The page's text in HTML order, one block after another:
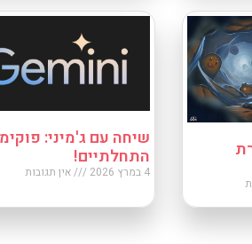
שיחה עם ג'מיני:
התחלתיים!
4 במרץ 2026 אין תגובות